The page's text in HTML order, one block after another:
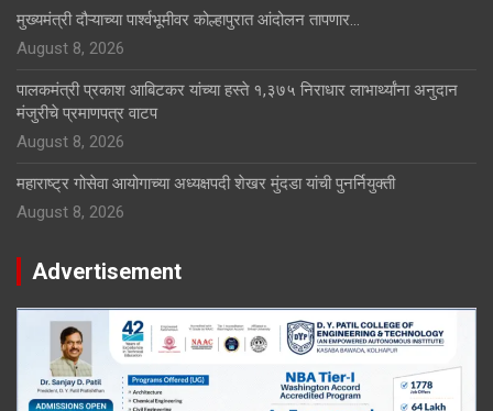
मुख्यमंत्री दौऱ्याच्या पार्श्वभूमीवर कोल्हापुरात आंदोलन तापणार…
August 8, 2026
पालकमंत्री प्रकाश आबिटकर यांच्या हस्ते १,३७५ निराधार लाभार्थ्यांना अनुदान
मंजुरीचे प्रमाणपत्र वाटप
August 8, 2026
महाराष्ट्र गोसेवा आयोगाच्या अध्यक्षपदी शेखर मुंदडा यांची पुनर्नियुक्ती
August 8, 2026
Advertisement